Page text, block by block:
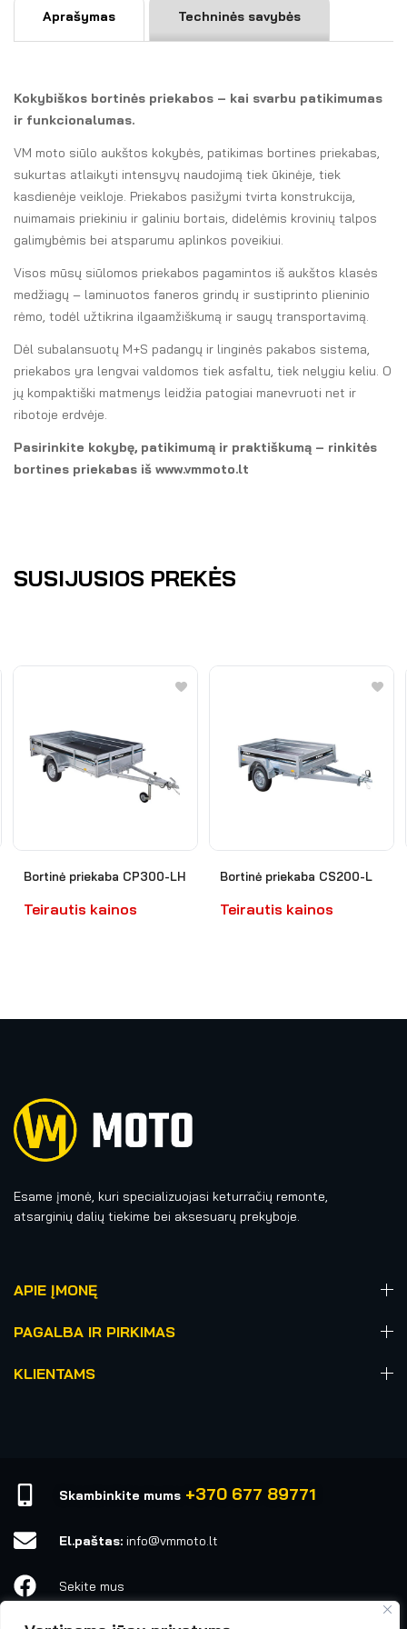
v
:
Aprašymas Techninės savybės
Kokybiškos bortinės priekabos – kai svarbu patikimumas
ir funkcionalumas.
VM moto siūlo aukštos kokybės, patikimas bortines priekabas,
sukurtas atlaikyti intensyvų naudojimą tiek ūkinėje, tiek
kasdienėje veikloje. Priekabos pasižymi tvirta konstrukcija,
nuimamais priekiniu ir galiniu bortais, didelėmis krovinių talpos
galimybėmis bei atsparumu aplinkos poveikiui.
Visos mūsų siūlomos priekabos pagamintos iš aukštos klasės
medžiagų – laminuotos faneros grindų ir sustiprinto plieninio
rėmo, todėl užtikrina ilgaamžiškumą ir saugų transportavimą.
Dėl subalansuotų M+S padangų ir linginės pakabos sistema,
priekabos yra lengvai valdomos tiek asfaltu, tiek nelygiu keliu. O
jų kompaktiški matmenys leidžia patogiai manevruoti net ir
ribotoje erdvėje.
Pasirinkite kokybę, patikimumą ir praktiškumą – rinkitės
bortines priekabas iš www.vmmoto.lt
SUSIJUSIOS PREKĖS
Bortinė priekaba CP300-LH
Teirautis kainos
Bortinė priekaba CS200-L
Teirautis kainos
Esame įmonė, kuri specializuojasi keturračių remonte,
atsarginių dalių tiekime bei aksesuarų prekyboje.
APIE ĮMONĘ
PAGALBA IR PIRKIMAS
KLIENTAMS
Skambinkite mums +370 677 89771
El.paštas: info@vmmoto.lt
Sekite mus